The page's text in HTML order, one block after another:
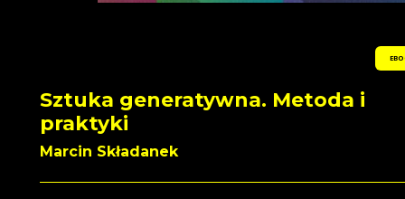
Sztuka generatywna. Metoda i
praktyki
Marcin Składanek